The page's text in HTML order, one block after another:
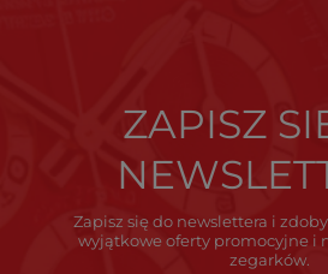
ZAPISZ
Zapisz się do newslettera i
wyjątkowe oferty promocyjne i
zegarków.